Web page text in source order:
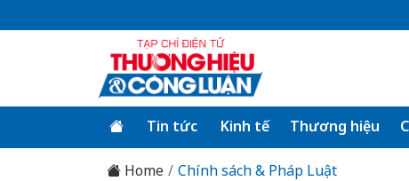
Tin tức Kinh tế Thương hiệu
Home Chính sách & Pháp Luật